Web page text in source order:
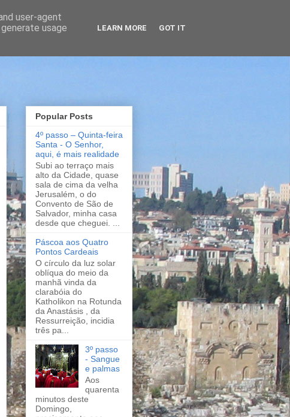
Popular Posts
4º passo – Quinta-feira
Santa - O Senhor,
aqui, é mais realidade
Subi ao terraço mais
alto da Cidade, quase
sala de cima da velha
Jerusalém, o do
Convento de São de
Salvador, minha casa
desde que cheguei. ...
Páscoa aos Quatro
Pontos Cardeais
O círculo da luz solar
oblíqua do meio da
manhã vinda da
clarabóia do
Katholikon na Rotunda
da Anastásis , da
Ressurreição, incidia
três pa...
3º passo
- Sangue
e palmas
Aos
quarenta
minutos deste
Domingo,
user-agent
usage
LEARN MORE GOT IT